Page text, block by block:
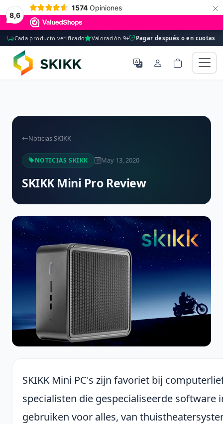
8,6
1574 Opiniones ×
Cada producto verificado Valoración 9+ Pagar después o en cuotas
Noticias SKIKK
NOTICIAS SKIKK May 13, 2020
SKIKK Mini Pro Review
SKIKK Mini PC's zijn favoriet bij
specialisten die gespecialiseerde software
gebruiken voor alles, van